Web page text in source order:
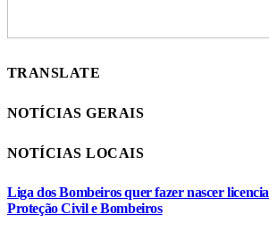
TRANSLATE
NOTÍCIAS GERAIS
NOTÍCIAS LOCAIS
Liga dos Bombeiros quer fazer nascer
Proteção Civil e Bombeiros